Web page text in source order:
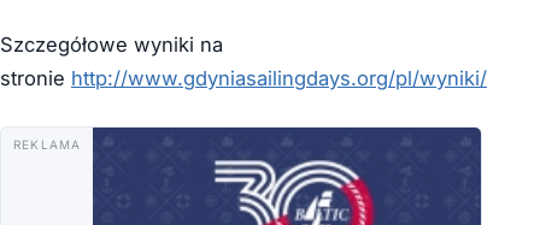
Szczegółowe wyniki na
stronie http://www.gdyniasailingdays.org/pl/wyniki/
REKLAMA